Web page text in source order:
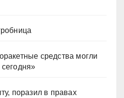
средства могли
поразил в правах